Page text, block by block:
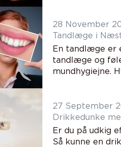
28 November
Tandlæge i
En tandlæge er
tandlæge og
mundhygiejne.
27 September
Drikkedunke
Er du på udkig
Så kunne en